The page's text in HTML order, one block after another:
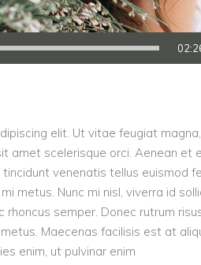
elit. Ut vitae feugiat
amet scelerisque orci. Aenean et
venenatis tellus euismod
metus. Nunc mi nisl, viverra id
semper. Donec rutrum
Maecenas facilisis est at
enim, ut pulvinar enim